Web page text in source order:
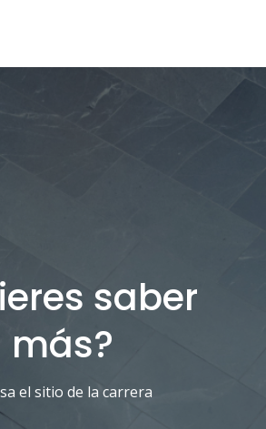
saber
más?
el sitio de la carrera